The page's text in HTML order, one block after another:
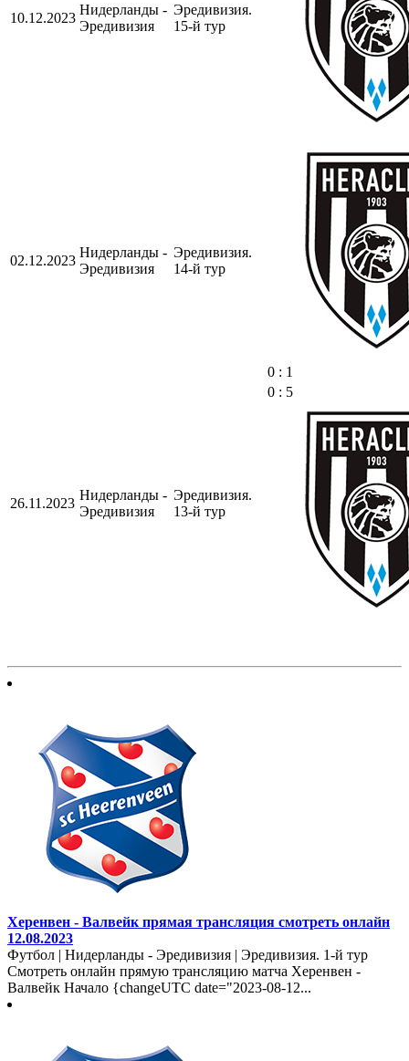
10.12.2023
Нидерланды -
Эредивизия
Эредивизия.
15-й тур
02.12.2023
Нидерланды -
Эредивизия
Эредивизия.
14-й тур
0 : 1
26.11.2023
Нидерланды -
Эредивизия
Эредивизия.
13-й тур
0 : 5
Херенвен - Валвейк прямая трансляция смотреть онлайн
12.08.2023
Футбол | Нидерланды - Эредивизия | Эредивизия. 1-й тур
Смотреть онлайн прямую трансляцию матча Херенвен -
Валвейк Начало {changeUTC date="2023-08-12...